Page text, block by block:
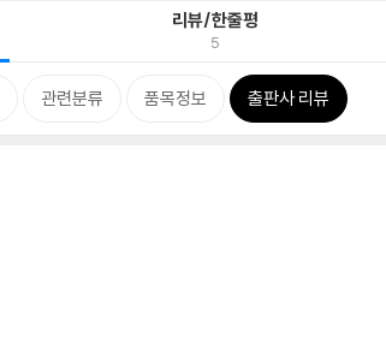
리뷰/한줄평
5
관련분류 품목정보 출판사 리뷰